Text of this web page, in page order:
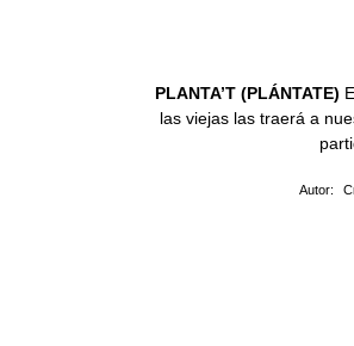
PLANTA’T (PLÁNTATE)
las viejas las traerá a
Autor: